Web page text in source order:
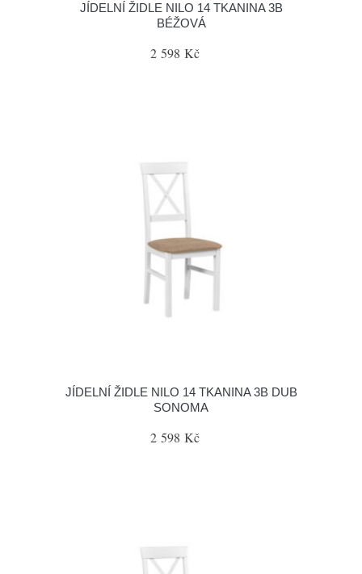
JÍDELNÍ ŽIDLE NILO 14 TKANINA 3B
BÉŽOVÁ
2 598 Kč
JÍDELNÍ ŽIDLE NILO 14 TKANINA 3B DUB
SONOMA
2 598 Kč